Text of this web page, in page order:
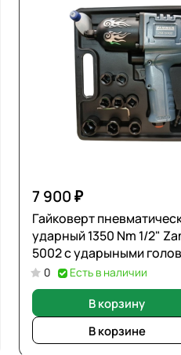
7 900 ₽
Гайковерт
ударный 1350 Nm 1/2" Zammer ZM-
5002 с ударыными
0 Есть в наличии
В корзину
В корзине